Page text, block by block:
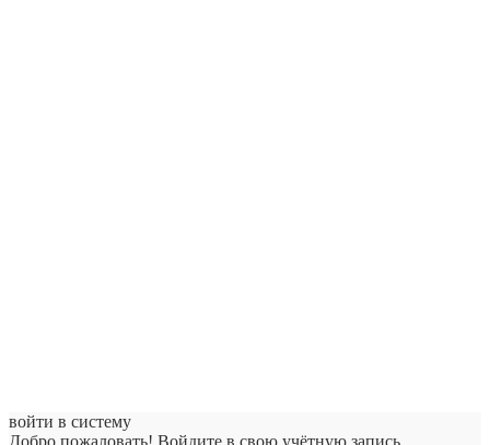
войти в систему
Добро пожаловать! Войдите в свою учётную запись